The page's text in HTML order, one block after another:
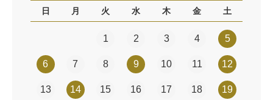
日 月 火 水 木 金 土
1 2 3 4 5
6 7 8 9 10 11 12
13 14 15 16 17 18 19